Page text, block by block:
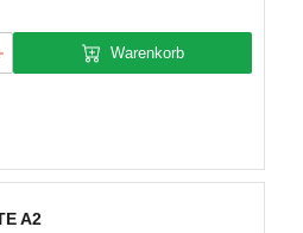
Warenkorb
A2